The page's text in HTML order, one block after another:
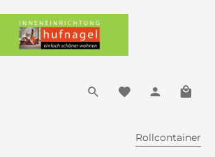
Rollcontainer